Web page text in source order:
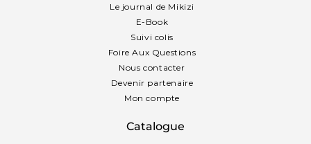
Le journal de Mikizi
E-Book
Suivi colis
Foire Aux Questions
Nous contacter
Devenir partenaire
Mon compte
Catalogue